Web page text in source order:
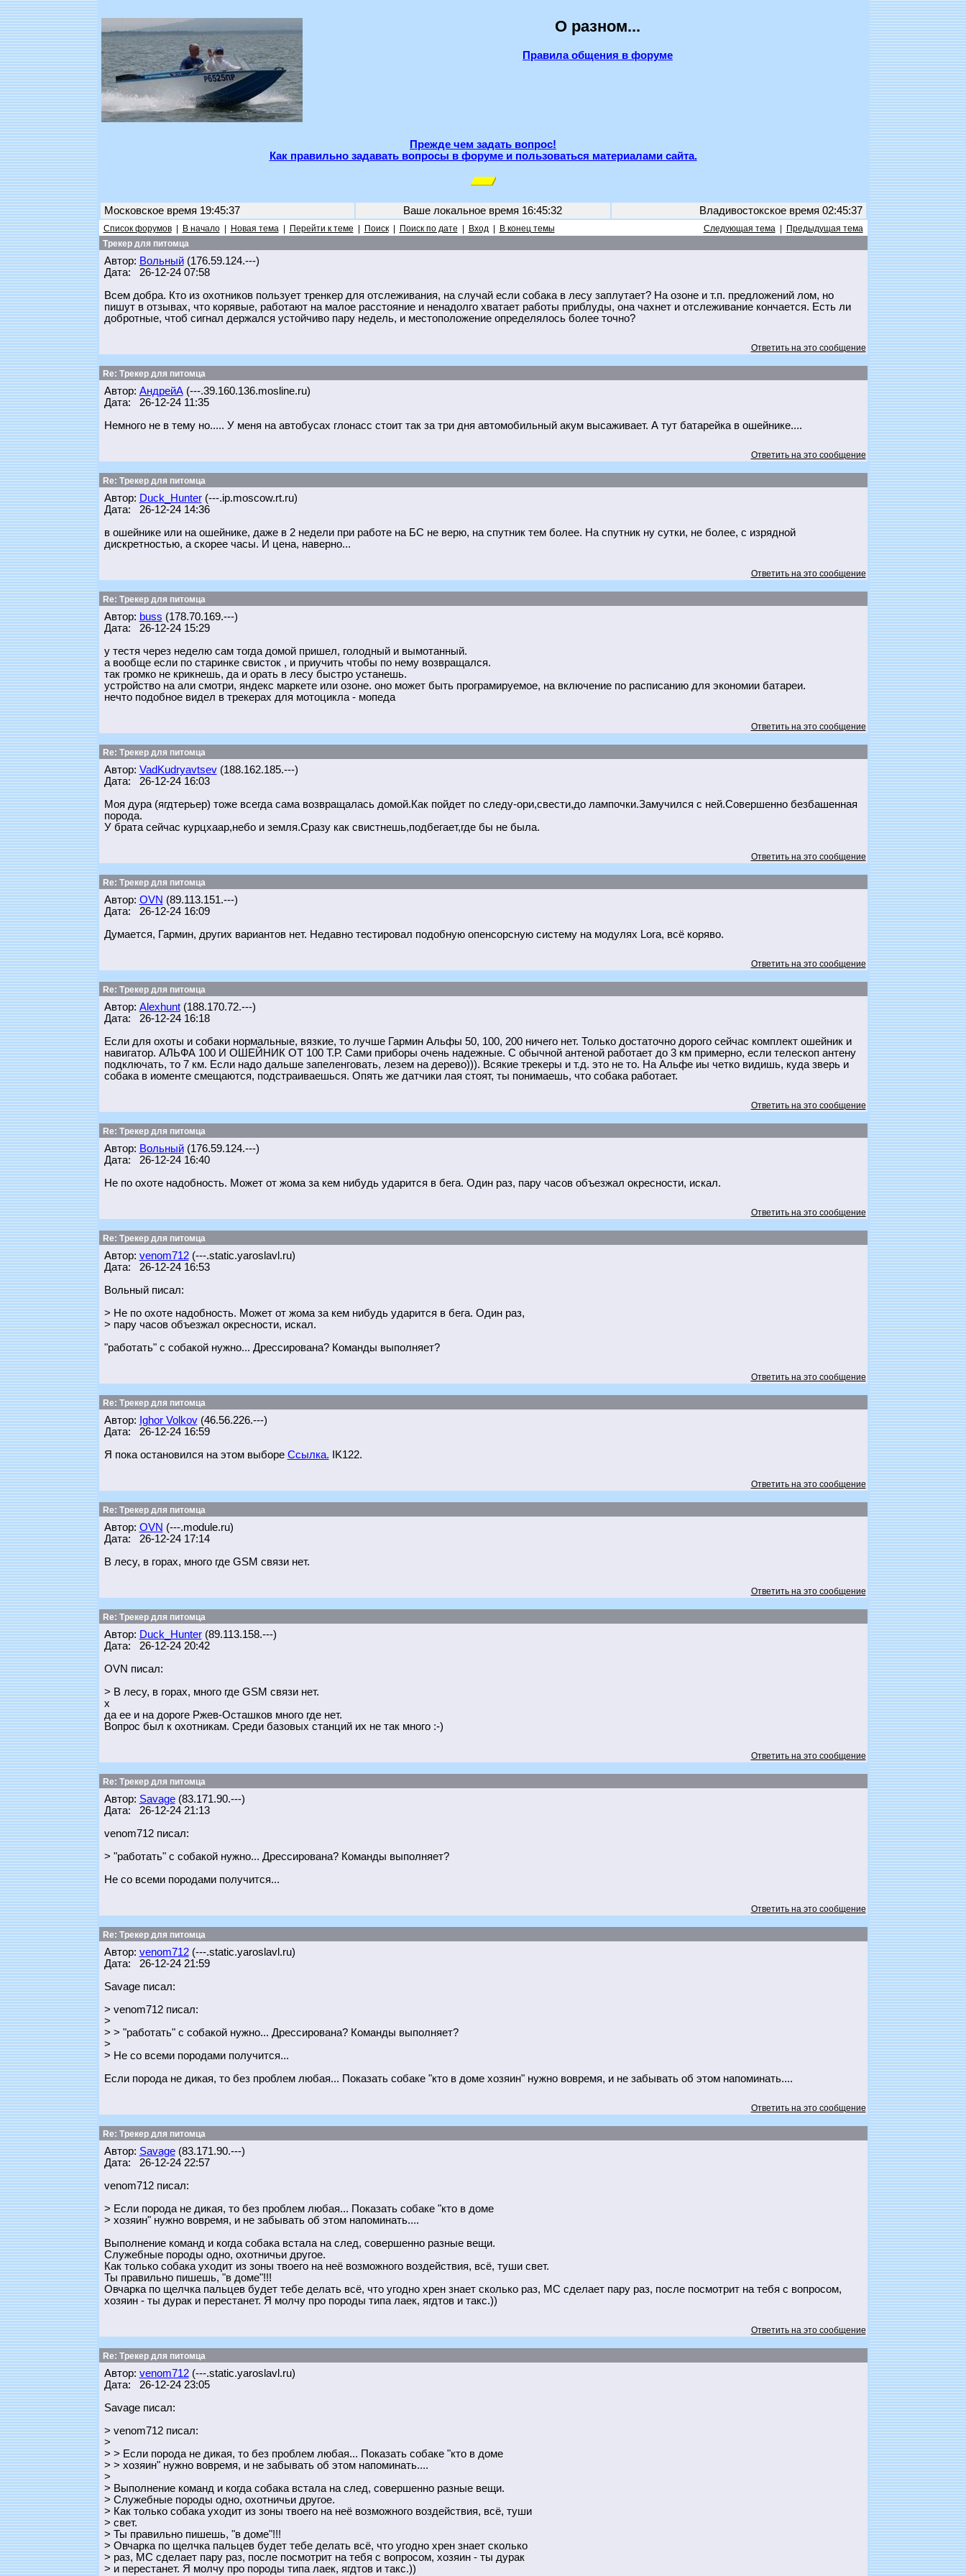
О разном...
Правила общения в форуме
Прежде чем задать вопрос!
Как правильно задавать вопросы в форуме и пользоваться материалами сайта.
Московское время 19:45:37 Ваше локальное время 16:45:32 Владивостокское время 02:45:37
Список форумов| В начало| Новая тема| Перейти к теме Поиск| Поиск по дате Вход| В конец темы Следующая тема|
Предыдущая тема
Трекер для питомца
Автор: Вольный(176.59.124.---)
Дата: 26-12-24 07:58
Всем добра. Кто из охотников пользует тренкер для отслеживания, на случай если собака в лесу заплутает? На озоне и т.п. предложений лом, но
пишут в отзывах, что корявые, работают на малое расстояние и ненадолго хватает работы приблуды, она чахнет и отслеживание кончается. Есть ли
добротные, чтоб сигнал держался устойчиво пару недель, и местоположение определялось более точно?
Ответить на это сообщение
Re: Трекер для питомца
Автор: АндрейА(---.39.160.136.mosline.ru)
Дата: 26-12-24 11:35
Немного не в тему но..... У меня на автобусах глонасс стоит так за три дня автомобильный акум высаживает. А тут батарейка в ошейнике....
Ответить на это сообщение
Re: Трекер для питомца
Автор: Duck_Hunter(---.ip.moscow.rt.ru)
Дата: 26-12-24 14:36
в ошейнике или на ошейнике, даже в 2 недели при работе на БС не верю, на спутник тем более. На спутник ну сутки, не более, с изрядной
дискретностью, а скорее часы. И цена, наверно...
Ответить на это сообщение
Re: Трекер для питомца
Автор: buss (178.70.169.---)
Дата: 26-12-24 15:29
у тестя через неделю сам тогда домой пришел, голодный и вымотанный.
а вообще если по старинке свисток , и приучить чтобы по нему возвращался.
так громко не крикнешь, да и орать в лесу быстро устанешь.
устройство на али смотри, яндекс маркете или озоне. оно может быть програмируемое, на включение по расписанию для экономии батареи.
нечто подобное видел в трекерах для мотоцикла - мопеда
Ответить на это сообщение
Re: Трекер для питомца
Автор: VadKudryavtsev(188.162.185.---)
Дата: 26-12-24 16:03
Моя дура (ягдтерьер) тоже всегда сама возвращалась домой.Как пойдет по следу-ори,свести,до лампочки.Замучился с ней.Совершенно безбашенная
порода.
У брата сейчас курцхаар,небо и земля.Сразу как свистнешь,подбегает,где бы не была.
Ответить на это сообщение
Re: Трекер для питомца
Автор: OVN (89.113.151.---)
Дата: 26-12-24 16:09
Думается, Гармин, других вариантов нет. Недавно тестировал подобную опенсорсную систему на модулях Lora, всё коряво.
Ответить на это сообщение
Re: Трекер для питомца
Автор: Alexhunt(188.170.72.---)
Дата: 26-12-24 16:18
Если для охоты и собаки нормальные, вязкие, то лучше Гармин Альфы 50, 100, 200 ничего нет. Только достаточно дорого сейчас комплект ошейник и
навигатор. АЛЬФА 100 И ОШЕЙНИК ОТ 100 Т.Р. Сами приборы очень надежные. С обычной антеной работает до 3 км примерно, если телескоп антену
подключать, то 7 км. Если надо дальше запеленговать, лезем на дерево))). Всякие трекеры и т.д. это не то. На Альфе иы четко видишь, куда зверь и
собака в иоменте смещаются, подстраиваешься. Опять же датчики лая стоят, ты понимаешь, что собака работает.
Ответить на это сообщение
Re: Трекер для питомца
Автор: Вольный(176.59.124.---)
Дата: 26-12-24 16:40
Не по охоте надобность. Может от жома за кем нибудь ударится в бега. Один раз, пару часов объезжал окресности, искал.
Ответить на это сообщение
Re: Трекер для питомца
Автор: venom712(---.static.yaroslavl.ru)
Дата: 26-12-24 16:53
Вольный писал:
> Не по охоте надобность. Может от жома за кем нибудь ударится в бега. Один раз,
> пару часов объезжал окресности, искал.
"работать" с собакой нужно... Дрессирована? Команды выполняет?
Ответить на это сообщение
Re: Трекер для питомца
Автор: Ighor Volkov(46.56.226.---)
Дата: 26-12-24 16:59
Я пока остановился на этом выборе Ссылка. IK122.
Ответить на это сообщение
Re: Трекер для питомца
Автор: OVN (---.module.ru)
Дата: 26-12-24 17:14
В лесу, в горах, много где GSM связи нет.
Ответить на это сообщение
Re: Трекер для питомца
Автор: Duck_Hunter(89.113.158.---)
Дата: 26-12-24 20:42
OVN писал:
> В лесу, в горах, много где GSM связи нет.
х
да ее и на дороге Ржев-Осташков много где нет.
Вопрос был к охотникам. Среди базовых станций их не так много :-)
Ответить на это сообщение
Re: Трекер для питомца
Автор: Savage(83.171.90.---)
Дата: 26-12-24 21:13
venom712 писал:
> "работать" с собакой нужно... Дрессирована? Команды выполняет?
Не со всеми породами получится...
Ответить на это сообщение
Re: Трекер для питомца
Автор: venom712(---.static.yaroslavl.ru)
Дата: 26-12-24 21:59
Savage писал:
> venom712 писал:
>
> > "работать" с собакой нужно... Дрессирована? Команды выполняет?
>
> Не со всеми породами получится...
Если порода не дикая, то без проблем любая... Показать собаке "кто в доме хозяин" нужно вовремя, и не забывать об этом напоминать....
Ответить на это сообщение
Re: Трекер для питомца
Автор: Savage(83.171.90.---)
Дата: 26-12-24 22:57
venom712 писал:
> Если порода не дикая, то без проблем любая... Показать собаке "кто в доме
> хозяин" нужно вовремя, и не забывать об этом напоминать....
Выполнение команд и когда собака встала на след, совершенно разные вещи.
Служебные породы одно, охотничьи другое.
Как только собака уходит из зоны твоего на неё возможного воздействия, всё, туши свет.
Ты правильно пишешь, "в доме"!!!
Овчарка по щелчка пальцев будет тебе делать всё, что угодно хрен знает сколько раз, МС сделает пару раз, после посмотрит на тебя с вопросом,
хозяин - ты дурак и перестанет. Я молчу про породы типа лаек, ягдтов и такс.))
Ответить на это сообщение
Re: Трекер для питомца
Автор: venom712(---.static.yaroslavl.ru)
Дата: 26-12-24 23:05
Savage писал:
> venom712 писал:
>
> > Если порода не дикая, то без проблем любая... Показать собаке "кто в доме
> > хозяин" нужно вовремя, и не забывать об этом напоминать....
>
> Выполнение команд и когда собака встала на след, совершенно разные вещи.
> Служебные породы одно, охотничьи другое.
> Как только собака уходит из зоны твоего на неё возможного воздействия, всё, туши
> свет.
> Ты правильно пишешь, "в доме"!!!
> Овчарка по щелчка пальцев будет тебе делать всё, что угодно хрен знает сколько
> раз, МС сделает пару раз, после посмотрит на тебя с вопросом, хозяин - ты дурак
> и перестанет. Я молчу про породы типа лаек, ягдтов и такс.))